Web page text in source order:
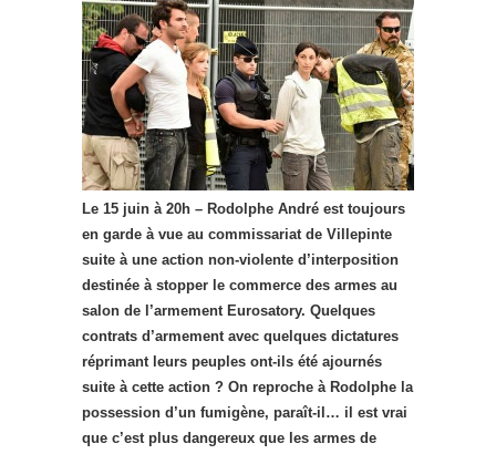
Le 15 juin à 20h – Rodolphe André est toujours
en garde à vue au commissariat de Villepinte
suite à une action non-violente d’interposition
destinée à stopper le commerce des armes au
salon de l’armement Eurosatory. Quelques
contrats d’armement avec quelques dictatures
réprimant leurs peuples ont-ils été ajournés
suite à cette action ? On reproche à Rodolphe la
possession d’un fumigène, paraît-il… il est vrai
que c’est plus dangereux que les armes de